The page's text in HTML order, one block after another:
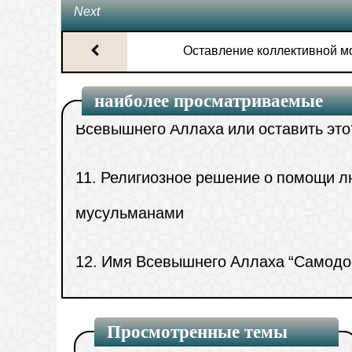
Next
Оставление коллективной
наиболее просматриваемые
10.Можно ли нам говорить, пальцы
Всевышнего Аллаха или оставить
11.Религиозное решение о помощи
12.Имя Всевышнего Аллаха
13.Будет ли зачитан ат-таматту‘
человеку, который совершил ‘умру
Просмотренные темы